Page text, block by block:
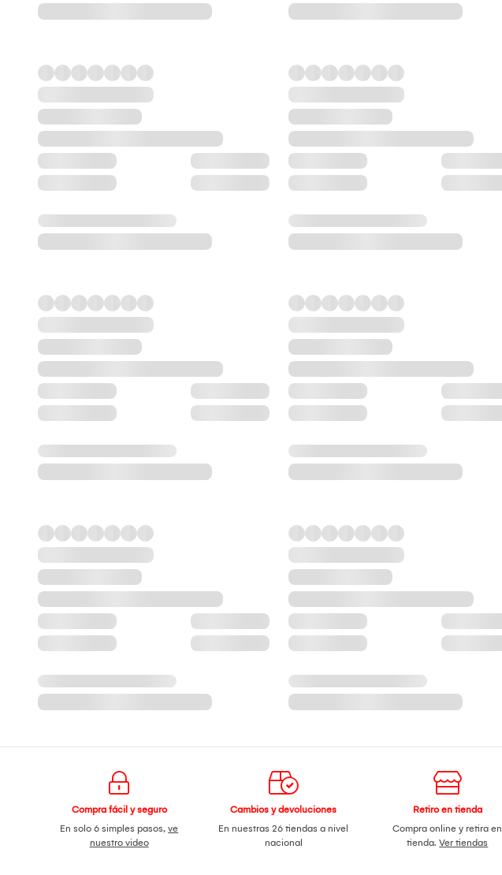
Compra fácil y seguro
En solo 6 simples pasos,ve
nuestro video
Cambios y devoluciones
En nuestras 26 tiendas a nivel
nacional
Retiro en tienda
Compra online y retira en
tienda.Ver tiendas